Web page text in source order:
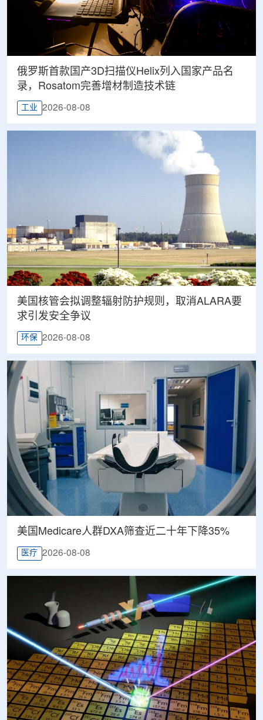
俄罗斯首款国产3D扫描仪Helix列入国家产品名
录，Rosatom完善增材制造技术链
工业 2026-08-08
美国核管会拟调整辐射防护规则，取消ALARA要
求引发安全争议
环保 2026-08-08
美国Medicare人群DXA筛查近二十年下降35%
医疗 2026-08-08